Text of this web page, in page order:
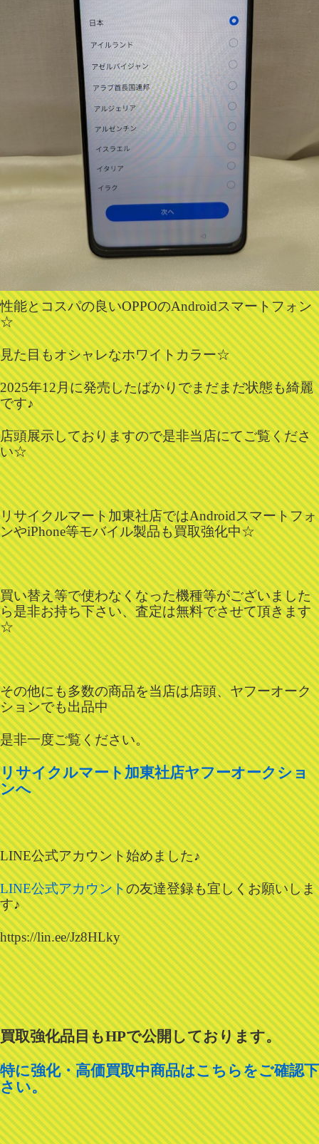
性能とコスパの良いOPPOのAndroidスマートフォン
☆
見た目もオシャレなホワイトカラー☆
2025年12月に発売したばかりでまだまだ状態も綺麗
です♪
店頭展示しておりますので是非当店にてご覧くださ
い☆
リサイクルマート加東社店ではAndroidスマートフォ
ンやiPhone等モバイル製品も買取強化中☆
買い替え等で使わなくなった機種等がございました
ら是非お持ち下さい、査定は無料でさせて頂きます
☆
その他にも多数の商品を当店は店頭、ヤフーオーク
ションでも出品中
是非一度ご覧ください。
リサイクルマート加東社店ヤフーオークショ
ンへ
LINE公式アカウント始めました♪
LINE公式アカウントの友達登録も宜しくお願いしま
す♪
https://lin.ee/Jz8HLky
買取強化品目もHPで公開しております。
特に強化・高価買取中商品はこちらをご確認下
さい。